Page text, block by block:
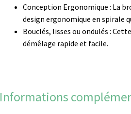
Conception Ergonomique : La
design ergonomique en spirale
Bouclés, lisses ou ondulés :
démêlage rapide et facile.
Informations